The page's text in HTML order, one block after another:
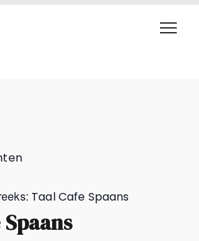
Spaans
Taal Cafe Spaans